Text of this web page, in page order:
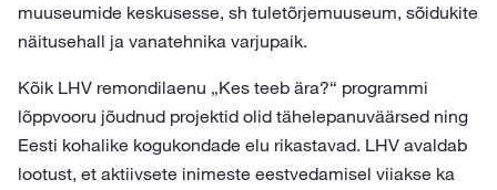
muuseumide keskusesse, sh tuletõrjemuuseum, sõidukite
näitusehall ja vanatehnika varjupaik.
Kõik LHV remondilaenu „Kes teeb ära?“ programmi
lõppvooru jõudnud projektid olid tähelepanuväärsed ning
Eesti kohalike kogukondade elu rikastavad. LHV avaldab
lootust, et aktiivsete inimeste eestvedamisel viiakse ka